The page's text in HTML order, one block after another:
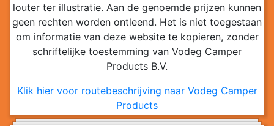
louter ter illustratie. Aan de genoemde prijzen kunnen
geen rechten worden ontleend. Het is niet toegestaan
om informatie van deze website te kopieren, zonder
schriftelijke toestemming van Vodeg Camper
Products B.V.
Klik hier voor routebeschrijving naar Vodeg Camper
Products